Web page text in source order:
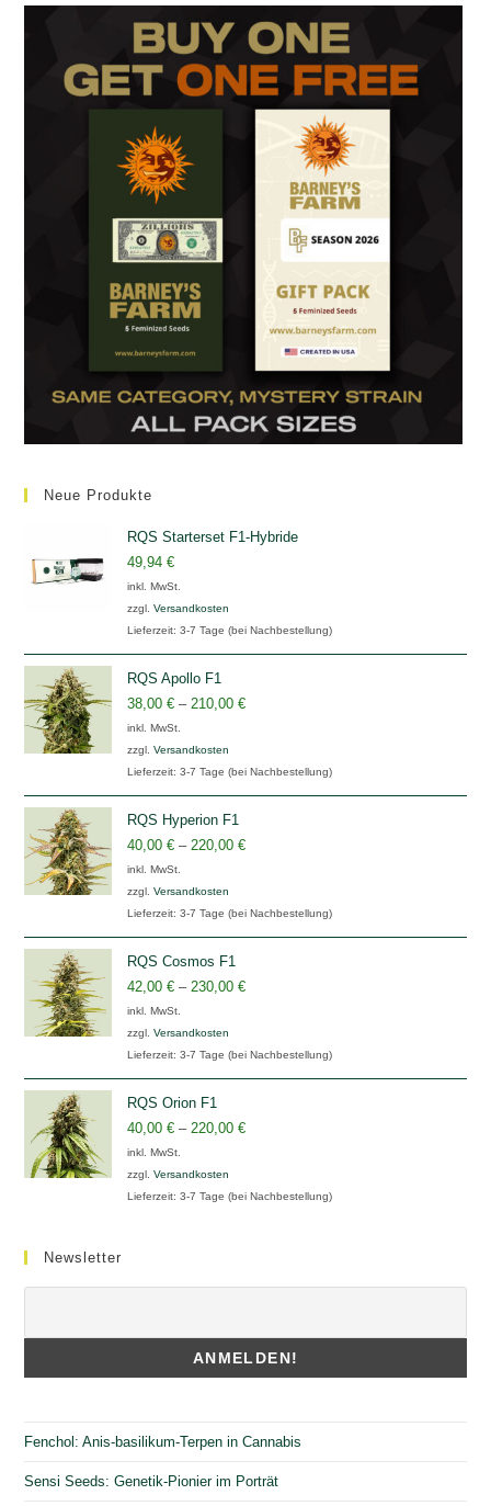
Neue Produkte
RQS Starterset F1-Hybride
49,94€
inkl. MwSt.
zzgl.Versandkosten
Lieferzeit:3-7 Tage (bei Nachbestellung)
RQS Apollo F1
38,00€ – 210,00€
inkl. MwSt.
zzgl.Versandkosten
Lieferzeit:3-7 Tage (bei Nachbestellung)
RQS Hyperion F1
40,00€ – 220,00€
inkl. MwSt.
zzgl.Versandkosten
Lieferzeit:3-7 Tage (bei Nachbestellung)
RQS Cosmos F1
42,00€ – 230,00€
inkl. MwSt.
zzgl.Versandkosten
Lieferzeit:3-7 Tage (bei Nachbestellung)
RQS Orion F1
40,00€ – 220,00€
inkl. MwSt.
zzgl.Versandkosten
Lieferzeit:3-7 Tage (bei Nachbestellung)
Newsletter
Fenchol: Anis-basilikum-Terpen in Cannabis
Sensi Seeds: Genetik-Pionier im Porträt